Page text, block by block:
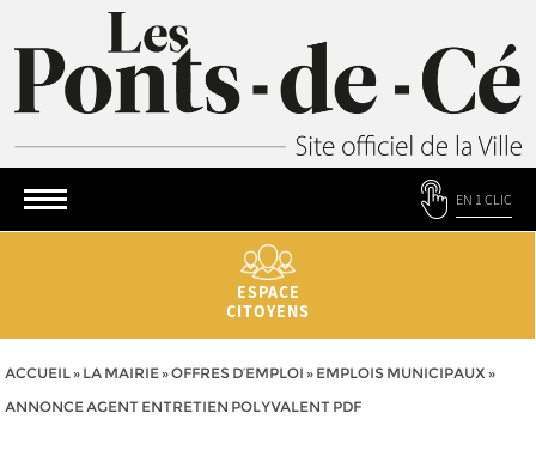
EN 1 CLIC
ESPACE
CITOYENS
ACCUEIL» LA MAIRIE»OFFRES D’EMPLOI » EMPLOIS MUNICIPAUX »
ANNONCE AGENT ENTRETIEN POLYVALENT PDF